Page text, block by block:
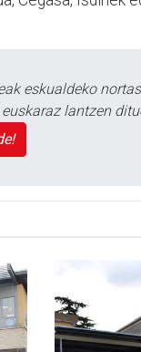
eskualdeko
lantzen